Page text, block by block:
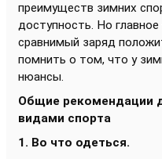
преимуществ зимних
доступность. Но
сравнимый заряд
помнить о том, что у
нюансы.
Общие рекомендации
видами спорта
1. Во что одеться.